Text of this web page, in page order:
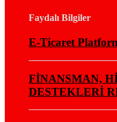
Faydalı Bilgiler
E-Ticaret
FİNANSMAN,
DESTEKLERİ